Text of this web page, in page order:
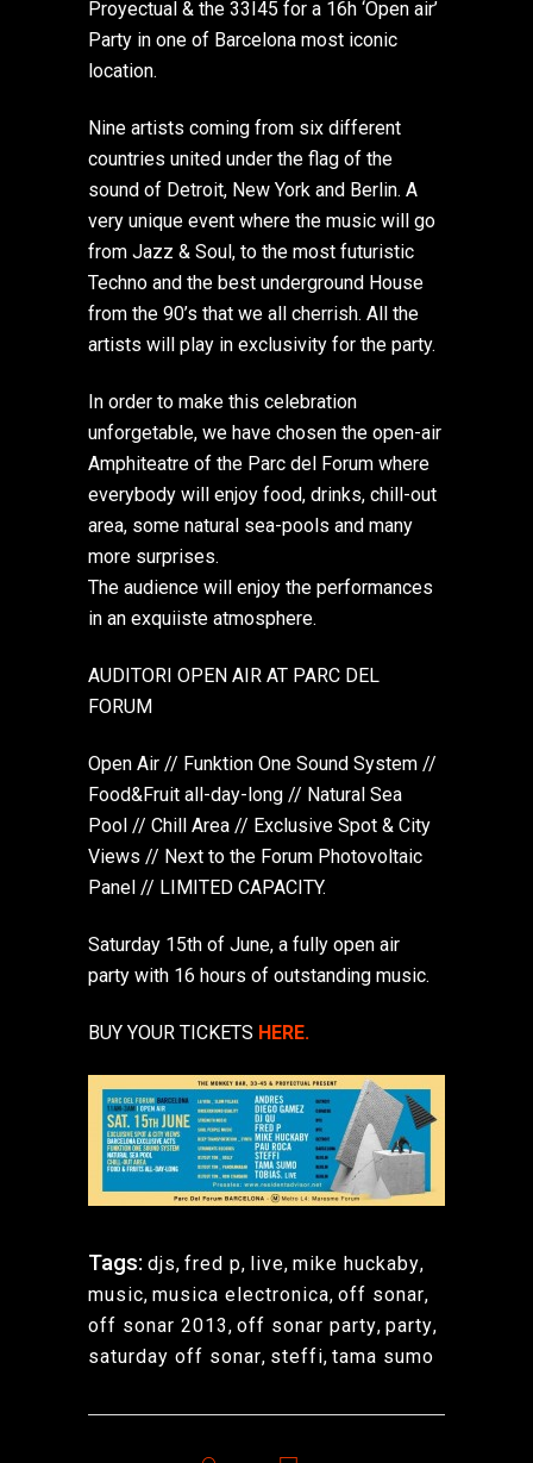
Proyectual & the 33I45 for a 16h ‘Open air’
Party in one of Barcelona most iconic
location.
Nine artists coming from six different
countries united under the flag of the
sound of Detroit, New York and Berlin. A
very unique event where the music will go
from Jazz & Soul, to the most futuristic
Techno and the best underground House
from the 90’s that we all cherrish. All the
artists will play in exclusivity for the party.
In order to make this celebration
unforgetable, we have chosen the open-air
Amphiteatre of the Parc del Forum where
everybody will enjoy food, drinks, chill-out
area, some natural sea-pools and many
more surprises.
The audience will enjoy the performances
in an exquiiste atmosphere.
AUDITORI OPEN AIR AT PARC DEL
FORUM
Open Air // Funktion One Sound System //
Food&Fruit all-day-long // Natural Sea
Pool // Chill Area // Exclusive Spot & City
Views // Next to the Forum Photovoltaic
Panel // LIMITED CAPACITY.
Saturday 15th of June, a fully open air
party with 16 hours of outstanding music.
BUY YOUR TICKETS HERE.
Tags: djs, fred p, live, mike huckaby,
music, musica electronica, off sonar,
off sonar 2013, off sonar party, party,
saturday off sonar, steffi, tama sumo